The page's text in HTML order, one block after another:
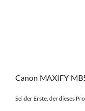
Canon MAXIFY
Sei der Erste, der dieses